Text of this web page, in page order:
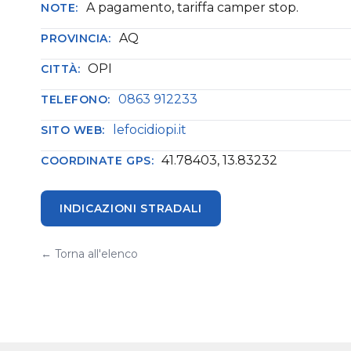
NOTE: A pagamento, tariffa camper stop.
PROVINCIA: AQ
CITTÀ: OPI
TELEFONO: 0863 912233
SITO WEB: lefocidiopi.it
COORDINATE GPS: 41.78403, 13.83232
INDICAZIONI STRADALI
← Torna all'elenco